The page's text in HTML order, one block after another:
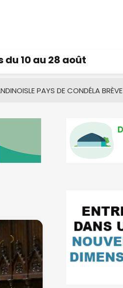
10 au 28 août
LE PAYS DE CONDÉLA BRÈVE